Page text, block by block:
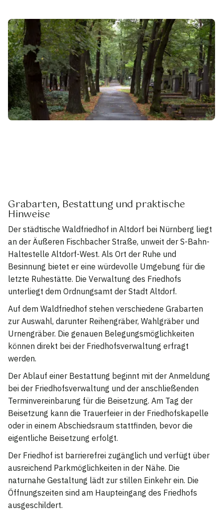
Grabarten, Bestattung und praktische
Hinweise
Der städtische Waldfriedhof in Altdorf bei Nürnberg liegt
an der Äußeren Fischbacher Straße, unweit der S-Bahn-
Haltestelle Altdorf-West. Als Ort der Ruhe und
Besinnung bietet er eine würdevolle Umgebung für die
letzte Ruhestätte. Die Verwaltung des Friedhofs
unterliegt dem Ordnungsamt der Stadt Altdorf.
Auf dem Waldfriedhof stehen verschiedene Grabarten
zur Auswahl, darunter Reihengräber, Wahlgräber und
Urnengräber. Die genauen Belegungsmöglichkeiten
können direkt bei der Friedhofsverwaltung erfragt
werden.
Der Ablauf einer Bestattung beginnt mit der Anmeldung
bei der Friedhofsverwaltung und der anschließenden
Terminvereinbarung für die Beisetzung. Am Tag der
Beisetzung kann die Trauerfeier in der Friedhofskapelle
oder in einem Abschiedsraum stattfinden, bevor die
eigentliche Beisetzung erfolgt.
Der Friedhof ist barrierefrei zugänglich und verfügt über
ausreichend Parkmöglichkeiten in der Nähe. Die
naturnahe Gestaltung lädt zur stillen Einkehr ein. Die
Öffnungszeiten sind am Haupteingang des Friedhofs
ausgeschildert.